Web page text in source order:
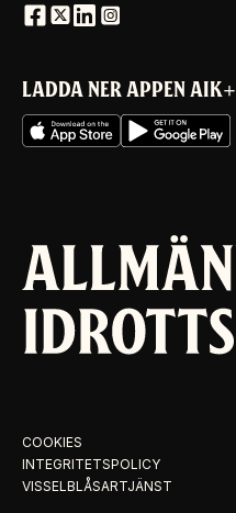
LADDA NER APPEN AIK+
COOKIES
INTEGRITETSPOLICY
VISSELBLÅSARTJÄNST